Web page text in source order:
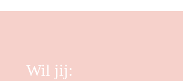
Wil jij: